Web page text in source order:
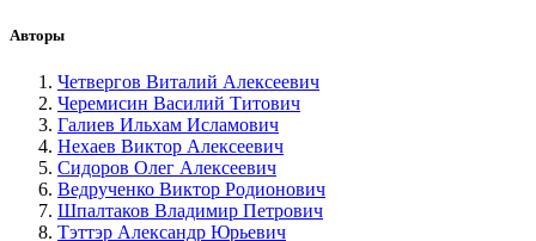
Авторы
Четвергов Виталий Алексеевич
Черемисин Василий Титович
Галиев Ильхам Исламович
Нехаев Виктор Алексеевич
Сидоров Олег Алексеевич
Ведрученко Виктор Родионович
Шпалтаков Владимир Петрович
Тэттэр Александр Юрьевич